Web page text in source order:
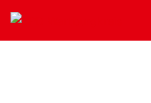
Zum
Inhalt
springen